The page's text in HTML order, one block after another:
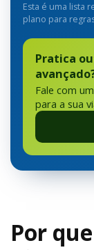
Esta é uma lista
plano para
Pratica
Fale com
para a sua
Por